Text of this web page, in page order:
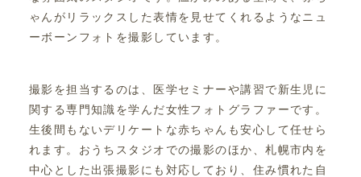
ゃんがリラックスした表情を見せてくれるようなニュ
ーボーンフォトを撮影しています。
撮影を担当するのは、医学セミナーや講習で新生児に
関する専門知識を学んだ女性フォトグラファーです。
生後間もないデリケートな赤ちゃんも安心して任せら
れます。おうちスタジオでの撮影のほか、札幌市内を
中心とした出張撮影にも対応しており、住み慣れた自